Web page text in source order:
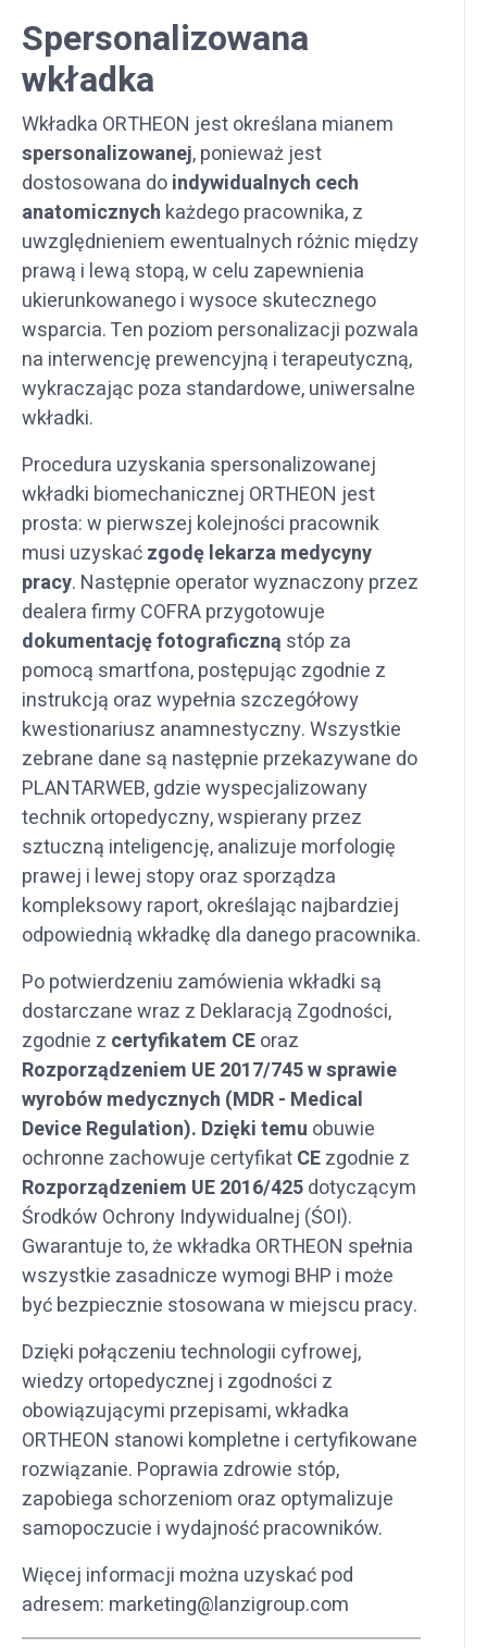
Spersonalizowana
wkładka
Wkładka ORTHEON jest określana mianem
spersonalizowanej, ponieważ jest
dostosowana doindywidualnych cech
anatomicznych każdego pracownika, z
uwzględnieniem ewentualnych różnic między
prawą i lewą stopą, w celu zapewnienia
ukierunkowanego i wysoce skutecznego
wsparcia. Ten poziom personalizacji pozwala
na interwencję prewencyjną i terapeutyczną,
wykraczając poza standardowe, uniwersalne
wkładki.
Procedura uzyskania spersonalizowanej
wkładki biomechanicznej ORTHEON jest
prosta: w pierwszej kolejności pracownik
musi uzyskaćzgodę lekarza medycyny
pracy. Następnie operator wyznaczony przez
dealera firmy COFRA przygotowuje
dokumentację fotograficzną stóp za
pomocą smartfona, postępując zgodnie z
instrukcją oraz wypełnia szczegółowy
kwestionariusz anamnestyczny. Wszystkie
zebrane dane są następnie przekazywane do
PLANTARWEB, gdzie wyspecjalizowany
technik ortopedyczny, wspierany przez
sztuczną inteligencję, analizuje morfologię
prawej i lewej stopy oraz sporządza
kompleksowy raport, określając najbardziej
odpowiednią wkładkę dla danego pracownika.
Po potwierdzeniu zamówienia wkładki są
dostarczane wraz z Deklaracją Zgodności,
zgodnie z certyfikatem CEoraz
Rozporządzeniem UE 2017/745 w sprawie
wyrobów medycznych (MDR - Medical
Device Regulation). Dzięki temu obuwie
ochronne zachowuje certyfikatCEzgodnie z
Rozporządzeniem UE 2016/425dotyczącym
Środków Ochrony Indywidualnej (ŚOI).
Gwarantuje to, że wkładka ORTHEON spełnia
wszystkie zasadnicze wymogi BHP i może
być bezpiecznie stosowana w miejscu pracy.
Dzięki połączeniu technologii cyfrowej,
wiedzy ortopedycznej i zgodności z
obowiązującymi przepisami, wkładka
ORTHEON stanowi kompletne i certyfikowane
rozwiązanie. Poprawia zdrowie stóp,
zapobiega schorzeniom oraz optymalizuje
samopoczucie i wydajność pracowników.
Więcej informacji można uzyskać pod
adresem: marketing@lanzigroup.com